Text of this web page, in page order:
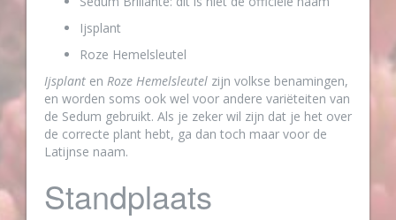
Ijsplant
Roze Hemelsleutel
Ijsplant en Roze Hemelsleutel zijn volkse benamingen,
en worden soms ook wel voor andere variëteiten van
de Sedum gebruikt. Als je zeker wil zijn dat je het over
de correcte plant hebt, ga dan toch maar voor de
Latijnse naam.
Standplaats